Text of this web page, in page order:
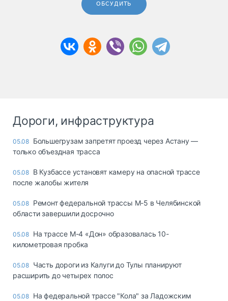
ОБСУДИТЬ
Дороги, инфраструктура
05.08 Большегрузам запретят проезд через Астану —
только объездная трасса
05.08 В Кузбассе установят камеру на опасной трассе
после жалобы жителя
05.08 Ремонт федеральной трассы М-5 в Челябинской
области завершили досрочно
05.08 На трассе М-4 «Дон» образовалась 10-
километровая пробка
05.08 Часть дороги из Калуги до Тулы планируют
расширить до четырех полос
05.08 На федеральной трассе "Кола" за Ладожским